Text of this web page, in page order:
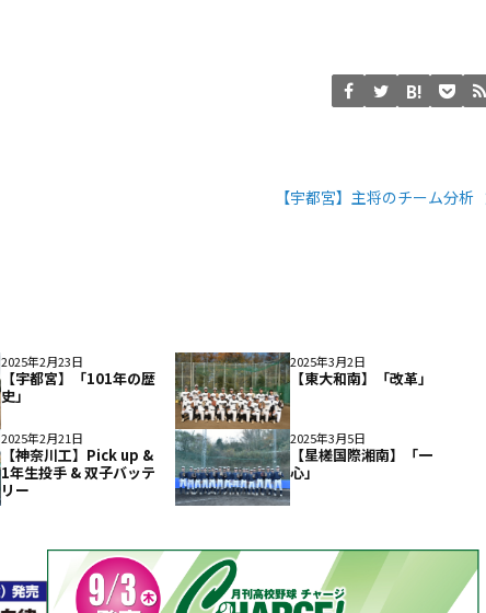
【宇都宮】主将のチーム分析
2025年2月23日
【宇都宮】「101年の歴
史」
2025年3月2日
【東大和南】「改革」
2025年2月21日
【神奈川工】Pick up &
1年生投手 & 双子バッテ
リー
2025年3月5日
【星槎国際湘南】「一
心」